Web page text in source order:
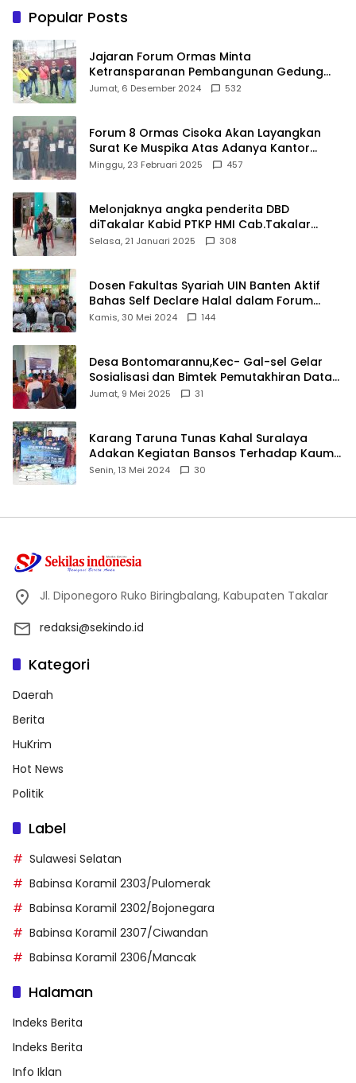
Sasaran
Popular Posts
Jajaran Forum Ormas Minta
Ketransparanan Pembangunan Gedung
Damkar Di Kecamatan Cisoka
Jumat, 6 Desember 2024 532
Forum 8 Ormas Cisoka Akan Layangkan
Surat Ke Muspika Atas Adanya Kantor
Matel di Cisoka
Minggu, 23 Februari 2025 457
Melonjaknya angka penderita DBD
diTakalar Kabid PTKP HMI Cab.Takalar
angkat bicara
Selasa, 21 Januari 2025 308
Dosen Fakultas Syariah UIN Banten Aktif
Bahas Self Declare Halal dalam Forum
Ijtima Ulama MUI
Kamis, 30 Mei 2024 144
Desa Bontomarannu,Kec- Gal-sel Gelar
Sosialisasi dan Bimtek Pemutakhiran Data
ID
Jumat, 9 Mei 2025 31
Karang Taruna Tunas Kahal Suralaya
Adakan Kegiatan Bansos Terhadap Kaum
Dhuafa dan Anak Yatim-Piatu
Senin, 13 Mei 2024 30
Jl. Diponegoro Ruko Biringbalang, Kabupaten Takalar
redaksi@sekindo.id
Kategori
Daerah
Berita
HuKrim
Hot News
Politik
Label
Sulawesi Selatan
Babinsa Koramil 2303/Pulomerak
Babinsa Koramil 2302/Bojonegara
Babinsa Koramil 2307/Ciwandan
Babinsa Koramil 2306/Mancak
Halaman
Indeks Berita
Indeks Berita
Info Iklan